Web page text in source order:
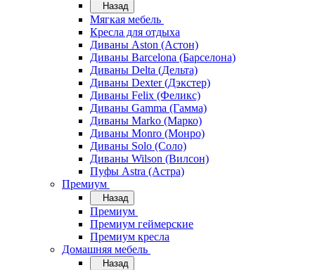
Назад
Мягкая мебель
Кресла для отдыха
Диваны Aston (Астон)
Диваны Barcelona (Барселона)
Диваны Delta (Дельта)
Диваны Dexter (Дэкстер)
Диваны Felix (Феликс)
Диваны Gamma (Гамма)
Диваны Marko (Марко)
Диваны Monro (Монро)
Диваны Solo (Соло)
Диваны Wilson (Вилсон)
Пуфы Astra (Астра)
Премиум
Назад
Премиум
Премиум геймерские
Премиум кресла
Домашняя мебель
Назад